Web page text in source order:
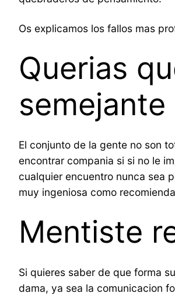
Os explicamos los fallos mas
Querias
El conjunto de la gente no son
encontrar compania si si no le
cualquier encuentro nunca sea
muy ingeniosa como
Mentiste
Si quieres saber de que forma
dama, ya sea la comunicacion